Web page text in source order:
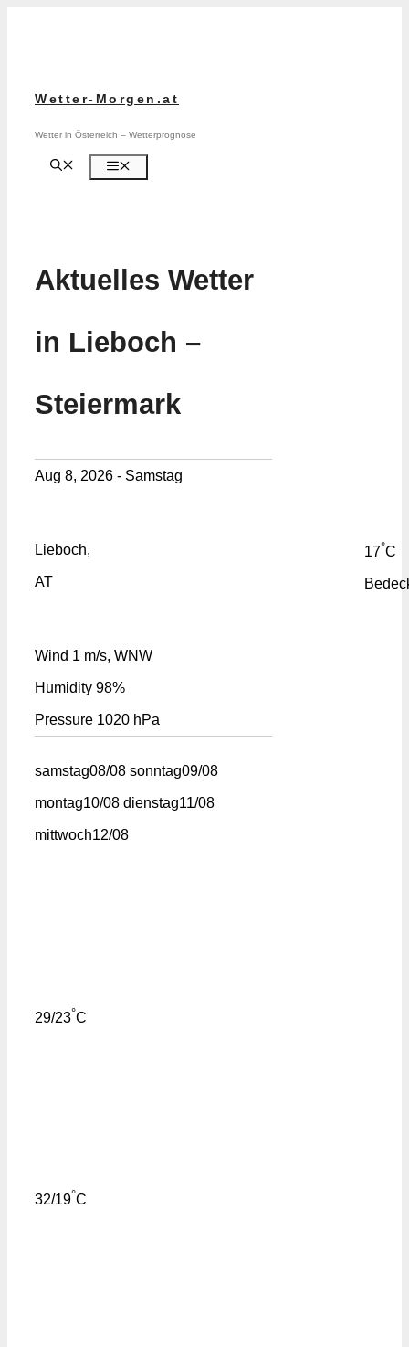
Wetter-Morgen.at
Wetter in Österreich – Wetterprognose
Aktuelles Wetter
in Lieboch –
Steiermark
Aug 8, 2026 - Samstag
Lieboch,
AT
17°C
Wind 1 m/s, WNW
Humidity 98%
Pressure 1020 hPa
samstag08/08 sonntag09/08
montag10/08 dienstag11/08
mittwoch12/08
29/23°C
32/19°C